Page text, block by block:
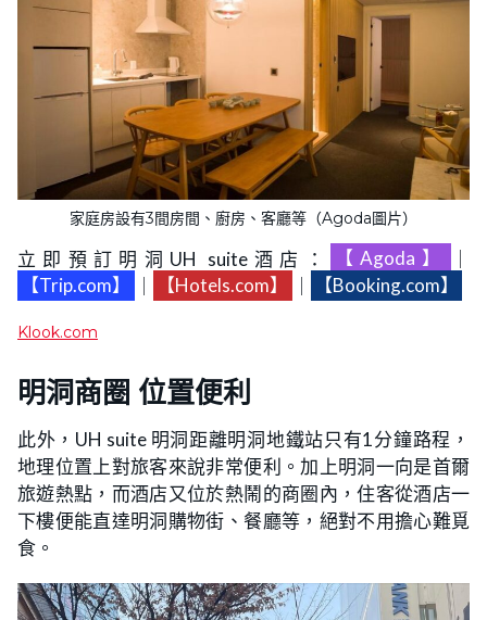
家庭房設有3間房間、廚房、客廳等（Agoda圖片）
立即預訂明洞UH suite酒店： 【Agoda】
【Trip.com】
【Hotels.com】 【Booking.com】
Klook.com
明洞商圈 位置便利
此外，UH suite 明洞距離明洞地鐵站只有1分鐘路程，
地理位置上對旅客來說非常便利。加上明洞一向是首爾
旅遊熱點，而酒店又位於熱鬧的商圈內，住客從酒店一
下樓便能直達明洞購物街、餐廳等，絕對不用擔心難覓
食。